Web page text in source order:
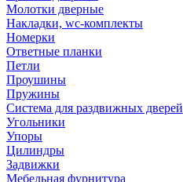
Молотки дверные
Накладки, wc-комплекты
Номерки
Ответные планки
Петли
Проушины
Пружины
Система для раздвижных дверей
Угольники
Упоры
Цилиндры
Задвижки
Мебельная фурнитура